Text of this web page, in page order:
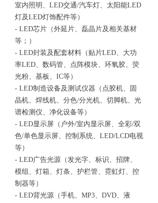
室内照明、LED交通/汽车灯、太阳能LED
灯及LED灯饰配件等）
- LED芯片（外延片、磊晶片及相关基材
等；）
- LED封装及配套材料（贴片LED、大功
率LED、数码管、点阵模块、环氧胶、荧
光粉、基板、IC等）
- LED制造设备及测试仪器（点胶机、固
晶机、焊线机、分色/分光机、切脚机、光
谱检测仪、净化设备等）
- LED显示屏（户外/室内显示屏、全彩/双
色/单色显示屏、控制系统、LED/LCD电视
等）
- LED广告光源（发光字、标识、招牌、
模组、灯箱、灯条、护栏管、霓虹灯、控
制器等）
- LED背光源（手机、MP3、DVD、液